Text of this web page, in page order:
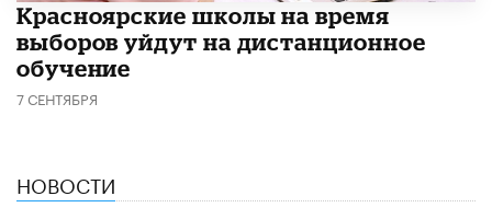
Красноярские школы на время
выборов уйдут на дистанционное
обучение
7 СЕНТЯБРЯ
НОВОСТИ